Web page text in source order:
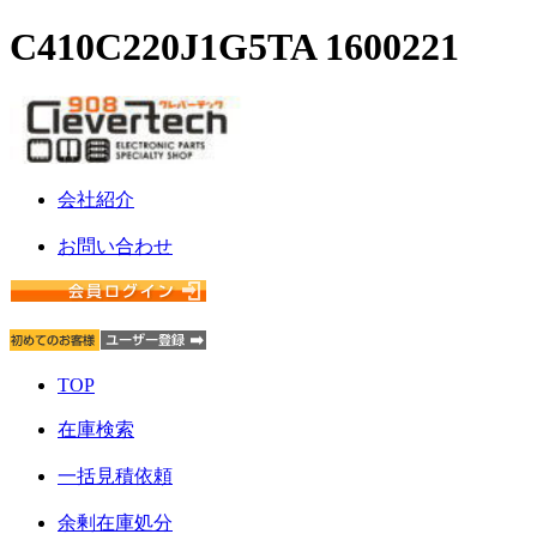
C410C220J1G5TA 1600221
会社紹介
お問い合わせ
TOP
在庫検索
一括見積依頼
余剰在庫処分